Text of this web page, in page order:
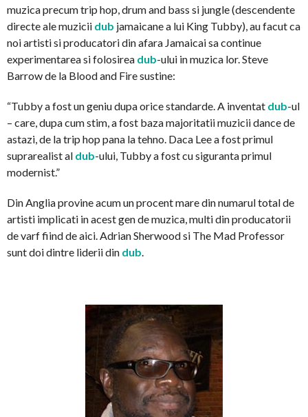
muzica precum trip hop, drum and bass si jungle (descendente
directe ale muzicii dub jamaicane a lui King Tubby), au facut ca
noi artisti si producatori din afara Jamaicai sa continue
experimentarea si folosirea dub-ului in muzica lor. Steve
Barrow de la Blood and Fire sustine:
“Tubby a fost un geniu dupa orice standarde. A inventat dub-ul
– care, dupa cum stim, a fost baza majoritatii muzicii dance de
astazi, de la trip hop pana la tehno. Daca Lee a fost primul
suprarealist al dub-ului, Tubby a fost cu siguranta primul
modernist.”
Din Anglia provine acum un procent mare din numarul total de
artisti implicati in acest gen de muzica, multi din producatorii
de varf fiind de aici. Adrian Sherwood si The Mad Professor
sunt doi dintre liderii din dub